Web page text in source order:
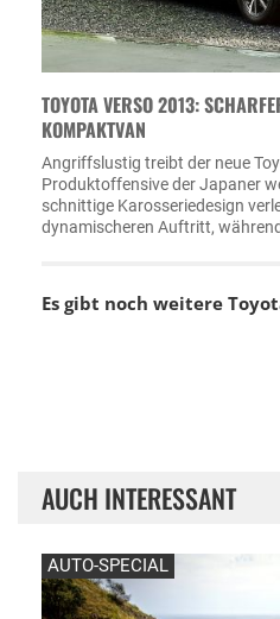
TOYOTA VERSO 2013:
KOMPAKTVAN
Angriffslustig treibt der neue
Produktoffensive der Japaner
schnittige Karosseriedesign
dynamischeren Auftritt,
Es gibt noch weitere
AUCH INTERESSANT
AUTO-SPECIAL